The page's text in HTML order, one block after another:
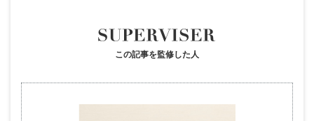
この記事を監修した人